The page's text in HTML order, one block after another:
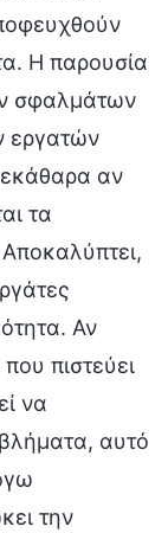
Η παρουσία
σφαλμάτων
εργατών
αν
τα
Αν
πιστεύει
να
αυτό
την